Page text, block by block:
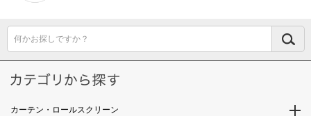
何かお探しですか？
カーテン・ロールスクリーン